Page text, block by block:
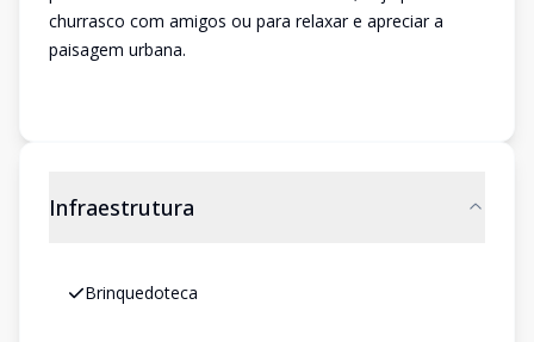
churrasco com amigos ou para relaxar e apreciar a
paisagem urbana.
Infraestrutura
Brinquedoteca